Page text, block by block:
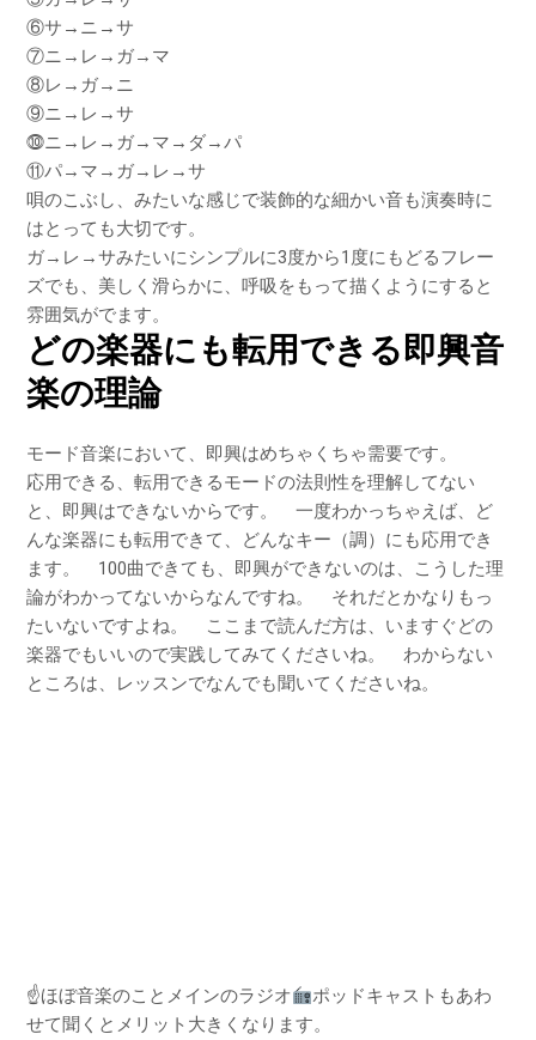
⑥サ→ニ→サ
⑦ニ→レ→ガ→マ
⑧レ→ガ→ニ
⑨ニ→レ→サ
⓾ニ→レ→ガ→マ→ダ→パ
⑪パ→マ→ガ→レ→サ
唄のこぶし、みたいな感じで装飾的な細かい音も演奏時に
はとっても大切です。
ガ→レ→サみたいにシンプルに3度から1度にもどるフレー
ズでも、美しく滑らかに、呼吸をもって描くようにすると
雰囲気がでます。
どの楽器にも転用できる即興音
楽の理論
モード音楽において、即興はめちゃくちゃ需要です。
応用できる、転用できるモードの法則性を理解してない
と、即興はできないからです。 一度わかっちゃえば、ど
んな楽器にも転用できて、どんなキー（調）にも応用でき
ます。 100曲できても、即興ができないのは、こうした理
論がわかってないからなんですね。 それだとかなりもっ
たいないですよね。 ここまで読んだ方は、いますぐどの
楽器でもいいので実践してみてくださいね。 わからない
ところは、レッスンでなんでも聞いてくださいね。
☝ほぼ音楽のことメインのラジオ
ポッドキャストもあわ
せて聞くとメリット大きくなります。